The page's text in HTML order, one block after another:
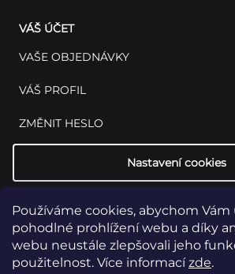
Používáme cookies, abychom
pohodlné prohlížení webu a díky
webu neustále zlepšovali jeho
použitelnost. Více informacízde.
VÁŠ ÚČET
VAŠE OBJEDNÁVKY
VÁŠ PROFIL
ZMĚNIT HESLO
Nastavení cookies